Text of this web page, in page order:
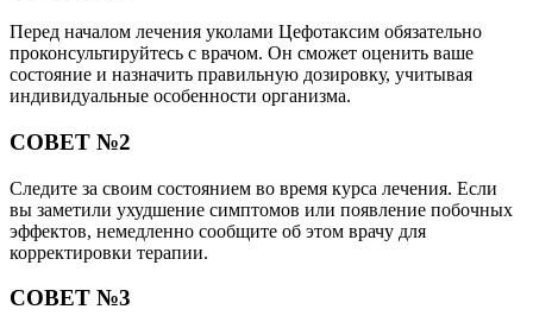
Перед началом лечения уколами Цефотаксим обязательно
проконсультируйтесь с врачом. Он сможет оценить ваше
состояние и назначить правильную дозировку, учитывая
индивидуальные особенности организма.
СОВЕТ №2
Следите за своим состоянием во время курса лечения. Если
вы заметили ухудшение симптомов или появление побочных
эффектов, немедленно сообщите об этом врачу для
корректировки терапии.
СОВЕТ №3